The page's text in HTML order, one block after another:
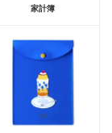
家計簿